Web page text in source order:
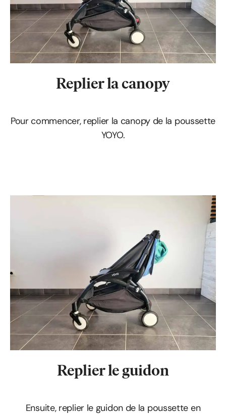
Replier la canopy
Pour commencer, replier la canopy de la poussette
YOYO.
Replier le guidon
Ensuite, replier le guidon de la poussette en